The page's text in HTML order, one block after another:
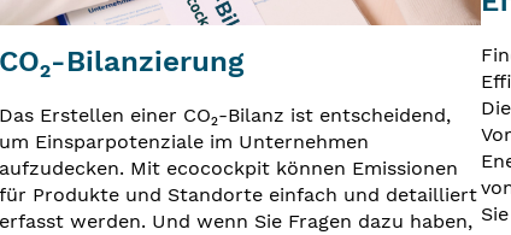
CO₂-Bilanzierung
Das Erstellen einer CO₂-Bilanz ist entscheidend,
um Einsparpotenziale im Unternehmen
aufzudecken. Mit ecocockpit können Emissionen
für Produkte und Standorte einfach und detailliert
erfasst werden. Und wenn Sie Fragen dazu haben,